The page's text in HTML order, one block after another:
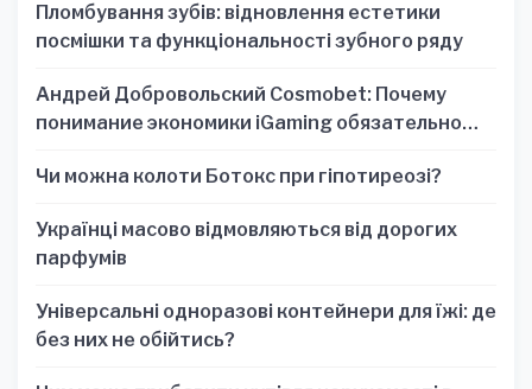
Пломбування зубів: відновлення естетики
посмішки та функціональності зубного ряду
Андрей Добровольский Cosmobet: Почему
понимание экономики iGaming обязательно
Чи можна колоти Ботокс при гіпотиреозі?
Українці масово відмовляються від дорогих
парфумів
Універсальні одноразові контейнери для їжі: де
без них не обійтись?